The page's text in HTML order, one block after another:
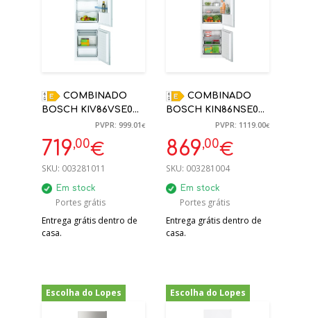
COMBINADO
BOSCH KIV86VSE0
LOW FROST (E)
ENCASTRE 177,5
X54,1X54,8 CM
PVPR: 999.01€
719,00€
SKU: 003281011
Em stock
Portes grátis
Entrega grátis dentro de
casa.
COMBINADO
BOSCH KIN86NSE0
177.2X54.1X54.8 PORTA
DESLIZANTE
ENCASTRE NOFROST
NO CONGELADOR
PVPR: 1119.00€
869,00€
SKU: 003281004
Em stock
Portes grátis
Entrega grátis dentro de
casa.
Escolha do Lopes Escolha do Lopes